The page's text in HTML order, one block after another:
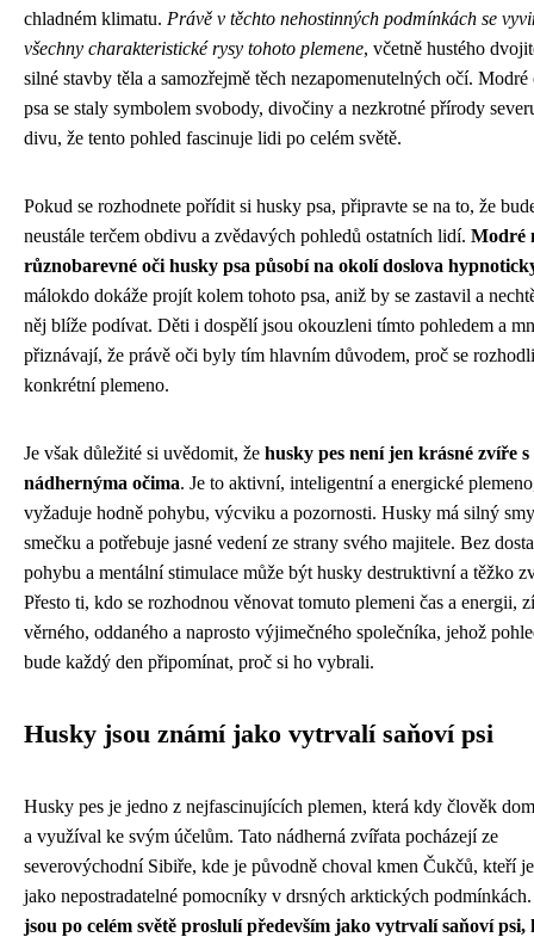
chladném klimatu. Právě v těchto nehostinných podmínkách se
všechny charakteristické rysy tohoto plemene, včetně hustého
silné stavby těla a samozřejmě těch nezapomenutelných očí.
psa se staly symbolem svobody, divočiny a nezkrotné přírody
divu, že tento pohled fascinuje lidi po celém světě.
Pokud se rozhodnete pořídit si husky psa, připravte se na to, že
neustále terčem obdivu a zvědavých pohledů ostatních lidí. Modré
různobarevné oči husky psa působí na okolí doslova
málokdo dokáže projít kolem tohoto psa, aniž by se zastavil a
něj blíže podívat. Děti i dospělí jsou okouzleni tímto pohledem a
přiznávají, že právě oči byly tím hlavním důvodem, proč se
konkrétní plemeno.
Je však důležité si uvědomit, že husky pes není jen krásné zvíře s
nádhernýma očima. Je to aktivní, inteligentní a energické
vyžaduje hodně pohybu, výcviku a pozornosti. Husky má silný
smečku a potřebuje jasné vedení ze strany svého majitele. Bez
pohybu a mentální stimulace může být husky destruktivní a těžko
Přesto ti, kdo se rozhodnou věnovat tomuto plemeni čas a energii,
věrného, oddaného a naprosto výjimečného společníka, jehož
bude každý den připomínat, proč si ho vybrali.
Husky jsou známí jako vytrvalí saňoví psi
Husky pes je jedno z nejfascinujících plemen, která kdy člověk
a využíval ke svým účelům. Tato nádherná zvířata pocházejí ze
severovýchodní Sibiře, kde je původně choval kmen Čukčů, kteří
jako nepostradatelné pomocníky v drsných arktických
jsou po celém světě proslulí především jako vytrvalí saňoví psi,